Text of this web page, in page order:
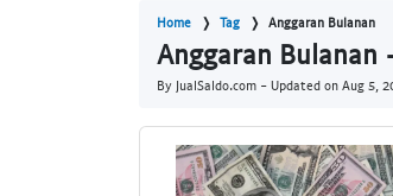
Home Tag Anggaran Bulanan
Anggaran Bulanan
By JualSaldo.com - Updated on Aug 5,